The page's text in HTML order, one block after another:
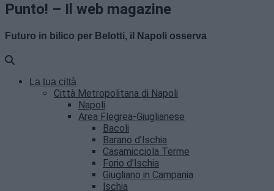
Punto! – Il web magazine
Futuro in bilico per Belotti, il Napoli osserva
La tua città
Città Metropolitana di Napoli
Napoli
Area Flegrea-Giuglianese
Bacoli
Barano d’Ischia
Casamicciola Terme
Forio d’Ischia
Giugliano in Campania
Ischia